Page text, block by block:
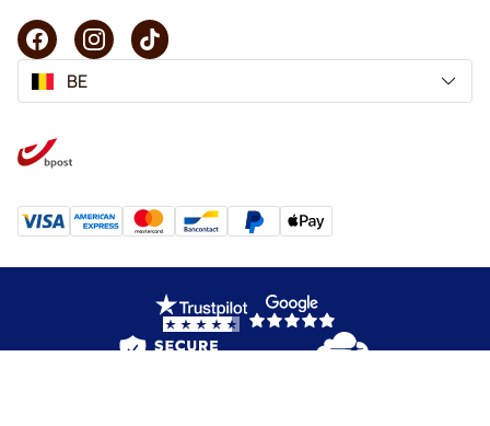
BE